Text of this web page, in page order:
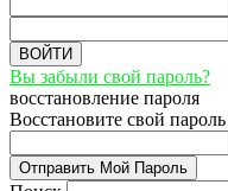
Вы забыли свой пароль?
восстановление пароля
Восстановите свой пароль